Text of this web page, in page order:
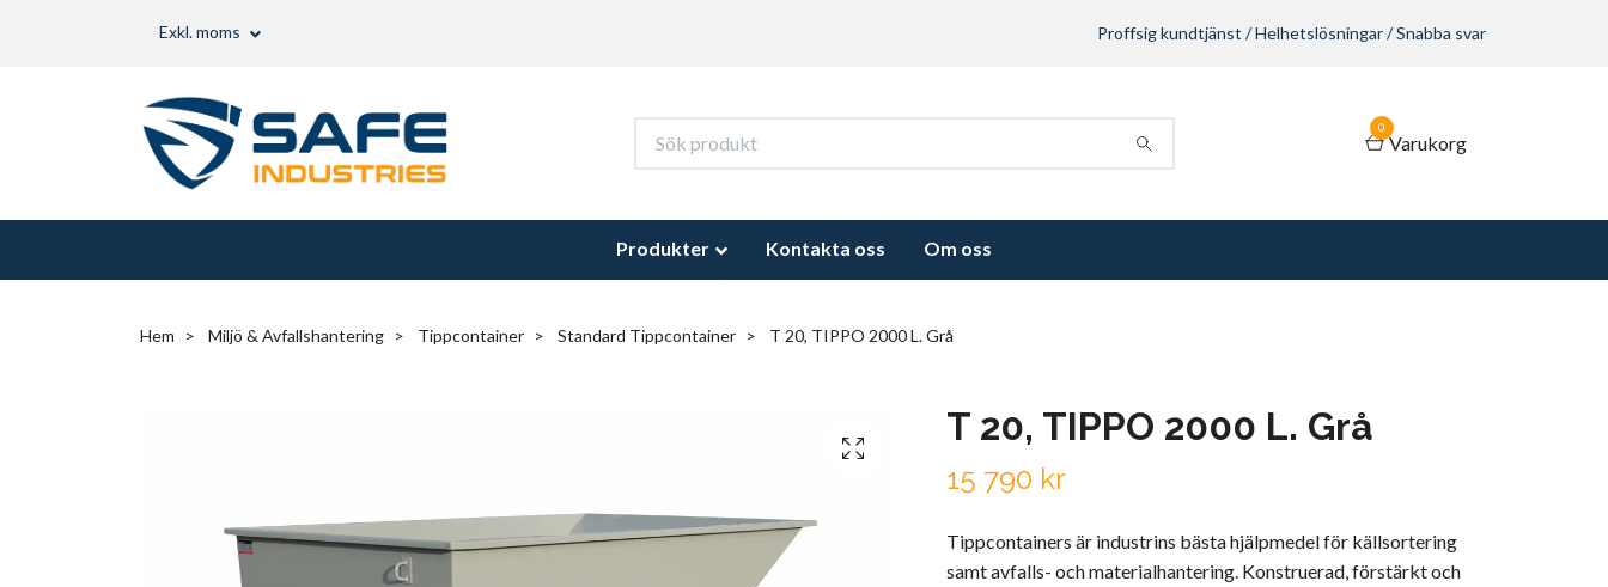
Exkl. moms Proffsig kundtjänst / Helhetslösningar / Snabba svar
0
Varukorg
Produkter Kontakta oss Om oss
Hem Miljö & Avfallshantering Tippcontainer Standard Tippcontainer T 20, TIPPO 2000 L. Grå
T 20, TIPPO 2000 L. Grå
15 790 kr
Tippcontainers är industrins bästa hjälpmedel för källsortering
samt avfalls- och materialhantering. Konstruerad, förstärkt och